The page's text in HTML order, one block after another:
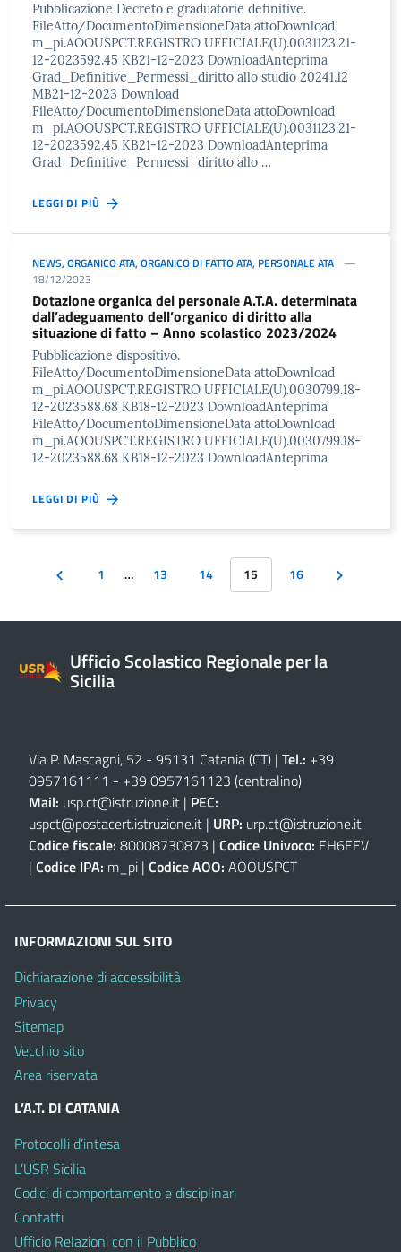
Pubblicazione Decreto e graduatorie definitive.
FileAtto/DocumentoDimensioneData attoDownload
m_pi.AOOUSPCT.REGISTRO UFFICIALE(U).0031123.21-
12-2023592.45 KB21-12-2023 DownloadAnteprima
Grad_Definitive_Permessi_diritto allo studio 20241.12
MB21-12-2023 Download
FileAtto/DocumentoDimensioneData attoDownload
m_pi.AOOUSPCT.REGISTRO UFFICIALE(U).0031123.21-
12-2023592.45 KB21-12-2023 DownloadAnteprima
Grad_Definitive_Permessi_diritto allo …
LEGGI DI PIÙ
NEWS, ORGANICO ATA, ORGANICO DI FATTO ATA, PERSONALE ATA
18/12/2023
Dotazione organica del personale A.T.A. determinata
dall’adeguamento dell’organico di diritto alla
situazione di fatto – Anno scolastico 2023/2024
Pubblicazione dispositivo.
FileAtto/DocumentoDimensioneData attoDownload
m_pi.AOOUSPCT.REGISTRO UFFICIALE(U).0030799.18-
12-2023588.68 KB18-12-2023 DownloadAnteprima
FileAtto/DocumentoDimensioneData attoDownload
m_pi.AOOUSPCT.REGISTRO UFFICIALE(U).0030799.18-
12-2023588.68 KB18-12-2023 DownloadAnteprima
LEGGI DI PIÙ
1 … 13 14 15 16
Ufficio Scolastico Regionale per la
Sicilia
Via P. Mascagni, 52 - 95131 Catania (CT) | Tel.: +39
0957161111 - +39 0957161123 (centralino)
Mail: usp.ct@istruzione.it | PEC:
uspct@postacert.istruzione.it | URP: urp.ct@istruzione.it
Codice fiscale: 80008730873 | Codice Univoco: EH6EEV
| Codice IPA: m_pi | Codice AOO: AOOUSPCT
INFORMAZIONI SUL SITO
Dichiarazione di accessibilità
Privacy
Sitemap
Vecchio sito
Area riservata
L’A.T. DI CATANIA
Protocolli d’intesa
L’USR Sicilia
Codici di comportamento e disciplinari
Contatti
Ufficio Relazioni con il Pubblico